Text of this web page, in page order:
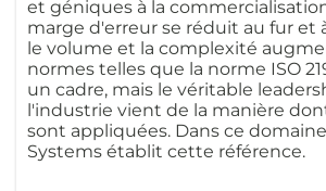
et géniques à la
marge d'erreur se réduit au fur et
le volume et la complexité
normes telles que la norme ISO
un cadre, mais le véritable
l'industrie vient de la manière
sont appliquées. Dans ce
Systems établit cette référence.